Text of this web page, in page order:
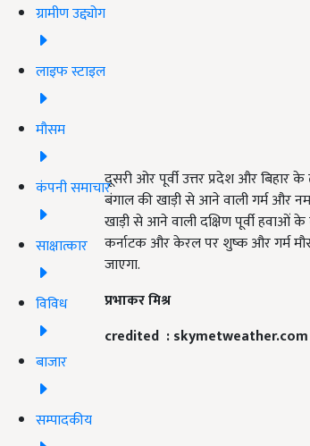
ग्रामीण उद्द्योग
लाइफ स्टाइल
मौसम
कंपनी समाचार
साक्षात्कार
विविध
बाजार
सम्पादकीय
दूसरी ओर पूर्वी उत्तर प्रदेश और बिहार
बंगाल की खाड़ी से आने वाली गर्म और नम
खाड़ी से आने वाली दक्षिण पूर्वी हवाओं
कर्नाटक और केरल पर शुष्क और गर्म
जाएगा.
प्रभाकर मिश्र
credited : skymetweather.com